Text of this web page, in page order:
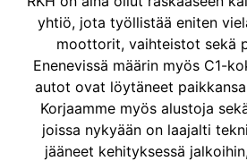
yhtiö, jota työllistää eniten
moottorit, vaihteistot sekä
Enenevissä määrin myös C1-
autot ovat löytäneet paikkansa
Korjaamme myös alustoja
joissa nykyään on laajalti
jääneet kehityksessä